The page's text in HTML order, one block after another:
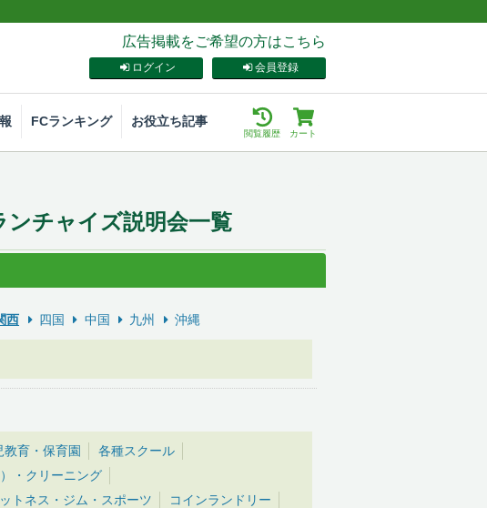
広告掲載をご希望の方はこちら
会員登録
ログイン
FCランキング お役立ち記事
カート
閲覧履歴
チャイズ説明会一覧
西 四国 中国 九州 沖縄
教育・保育園
各種スクール
・クリーニング
トネス・ジム・スポーツ
コインランドリー